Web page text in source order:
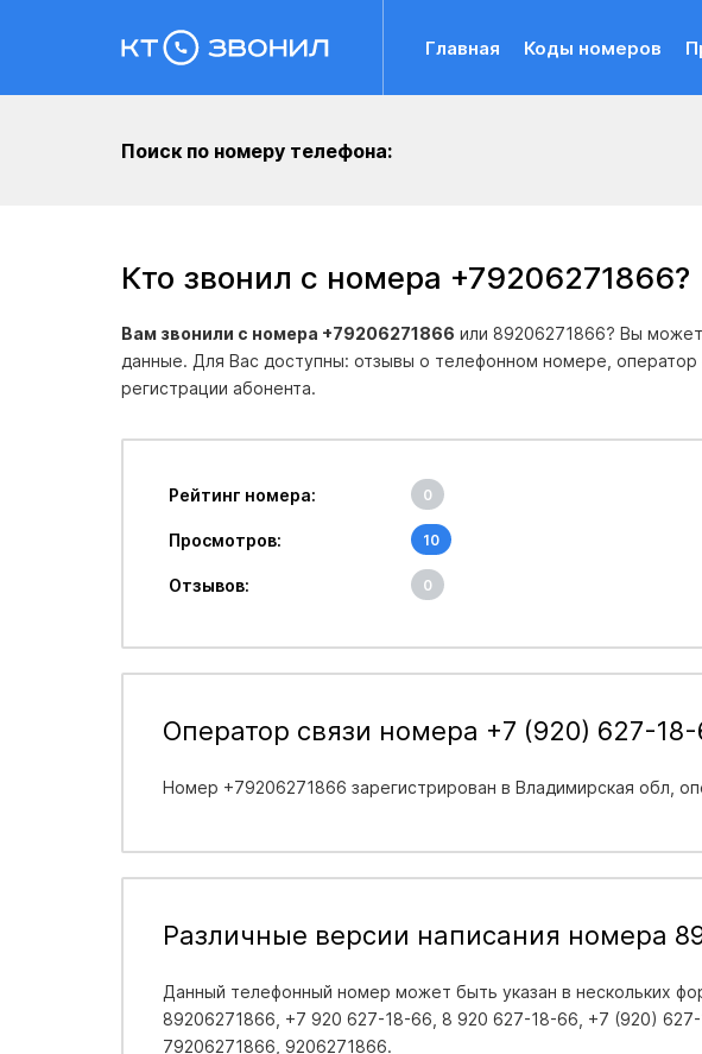
Главная Коды номеров
Поиск по номеру телефона:
Кто звонил с номера +79206271866?
Вам звонили с номера +79206271866 или 89206271866? Вы
данные. Для Вас доступны: отзывы о телефонном номере,
регистрации абонента.
Рейтинг номера: 0
Просмотров: 10
Отзывов: 0
Оператор связи номера +7 (920) 627-18-
Номер +79206271866 зарегистрирован в Владимирская обл ,
Различные версии написания номера
Данный телефонный номер может быть указан в нескольких
89206271866, +7 920 627-18-66, 8 920 627-18-66, +7 (920)
79206271866, 9206271866.